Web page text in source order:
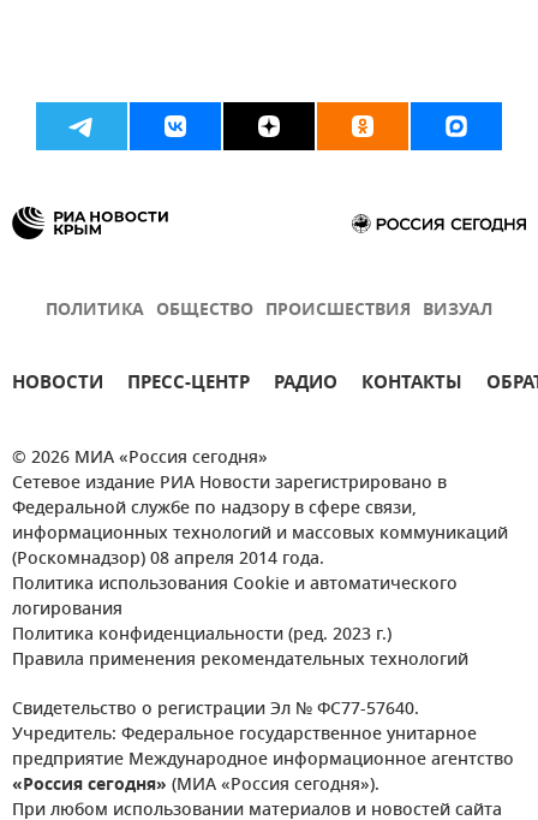
ПОЛИТИКА ОБЩЕСТВО ПРОИСШЕСТВИЯ ВИЗУАЛ
НОВОСТИ ПРЕСС-ЦЕНТР РАДИО КОНТАКТЫ
© 2026 МИА «Россия сегодня»
Сетевое издание РИА Новости зарегистрировано в
Федеральной службе по надзору в сфере связи,
информационных технологий и массовых коммуникаций
(Роскомнадзор) 08 апреля 2014 года.
Политика использования Cookie и автоматического
логирования
Политика конфиденциальности (ред. 2023 г.)
Правила применения рекомендательных технологий
Свидетельство о регистрации Эл № ФС77-57640.
Учредитель: Федеральное государственное унитарное
предприятие Международное информационное агентство
«Россия сегодня» (МИА «Россия сегодня»).
При любом использовании материалов и новостей сайта